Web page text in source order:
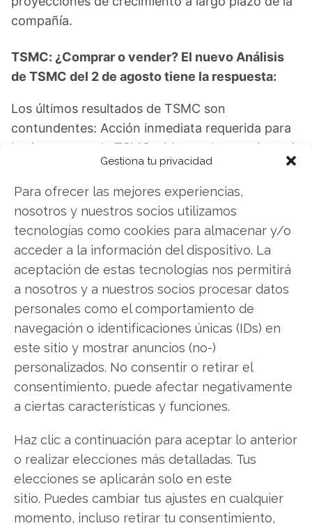
Gestiona tu privacidad
Para ofrecer las mejores experiencias,
nosotros y nuestros socios utilizamos
tecnologías como cookies para almacenar y/o
acceder a la información del dispositivo. La
aceptación de estas tecnologías nos permitirá
a nosotros y a nuestros socios procesar datos
personales como el comportamiento de
navegación o identificaciones únicas (IDs) en
este sitio y mostrar anuncios (no-)
personalizados. No consentir o retirar el
consentimiento, puede afectar negativamente
a ciertas características y funciones.
Haz clic a continuación para aceptar lo anterior
o realizar elecciones más detalladas. Tus
elecciones se aplicarán solo en este
sitio. Puedes cambiar tus ajustes en cualquier
momento, incluso retirar tu consentimiento,
compañía.
TSMC: ¿Comprar o vender? El nuevo Análisis
de TSMC del 2 de agosto tiene la respuesta:
Los últimos resultados de TSMC son
contundentes: Acción inmediata requerida para
los inversores de TSMC. ¿Merece la pena invertir
o es momento de vender? En el Análisis gratuito
actual del 2 de agosto descubrirá exactamente
qué hacer.
TSMC: ¿Comprar o vender?¡Lee más aquí!
Compartir este artículo
Facebook
LinkedIn
Copiar enlace